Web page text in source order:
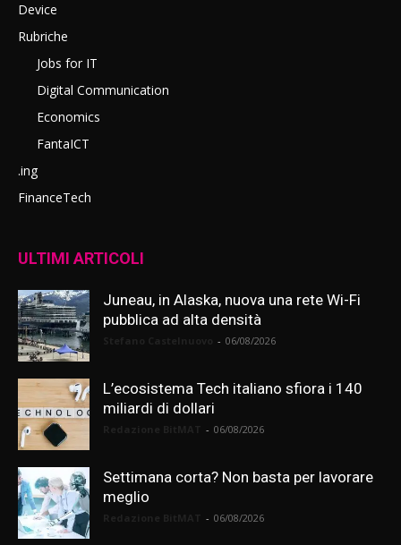
Device
Rubriche
Jobs for IT
Digital Communication
Economics
FantaICT
.ing
FinanceTech
ULTIMI ARTICOLI
Juneau, in Alaska, nuova una rete Wi-Fi
pubblica ad alta densità
- 06/08/2026
L’ecosistema Tech italiano sfiora i 140
miliardi di dollari
- 06/08/2026
Settimana corta? Non basta per lavorare
meglio
- 06/08/2026